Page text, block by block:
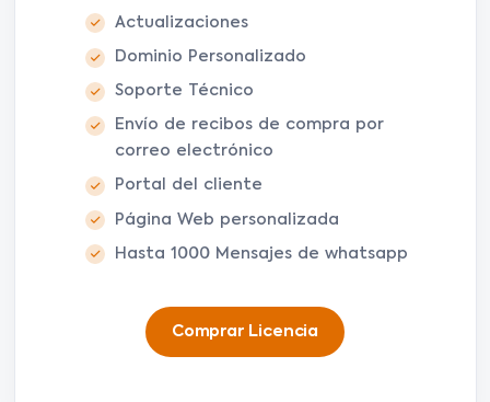
Actualizaciones
Dominio Personalizado
Soporte Técnico
Envío de recibos de compra por
correo electrónico
Portal del cliente
Página Web personalizada
Hasta 1000 Mensajes de whatsapp
Comprar Licencia